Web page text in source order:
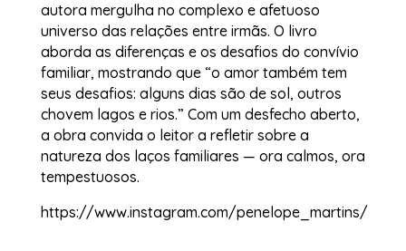
autora mergulha no complexo e afetuoso
universo das relações entre irmãs. O livro
aborda as diferenças e os desafios do convívio
familiar, mostrando que “o amor também tem
seus desafios: alguns dias são de sol, outros
chovem lagos e rios.” Com um desfecho aberto,
a obra convida o leitor a refletir sobre a
natureza dos laços familiares — ora calmos, ora
tempestuosos.
https://www.instagram.com/penelope_martins/